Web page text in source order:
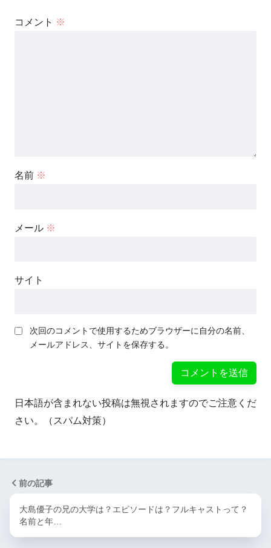
コメント ※
名前 ※
メール ※
サイト
次回のコメントで使用するためブラウザーに自分の名前、
メールアドレス、サイトを保存する。
日本語が含まれない投稿は無視されますのでご注意くだ
さい。（スパム対策）
前の記事
大島優子の兄の大学は？エピソードは？フルキャストって？
名前と年…